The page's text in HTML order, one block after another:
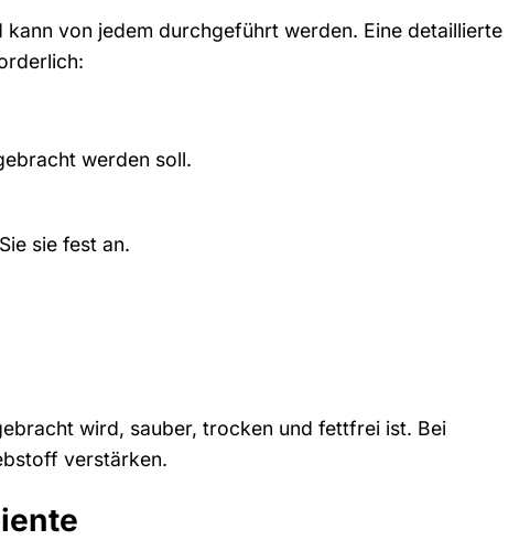
von jedem durchgeführt werden. Eine detaillierte
werden soll.
sie fest an.
wird, sauber, trocken und fettfrei ist. Bei
verstärken.